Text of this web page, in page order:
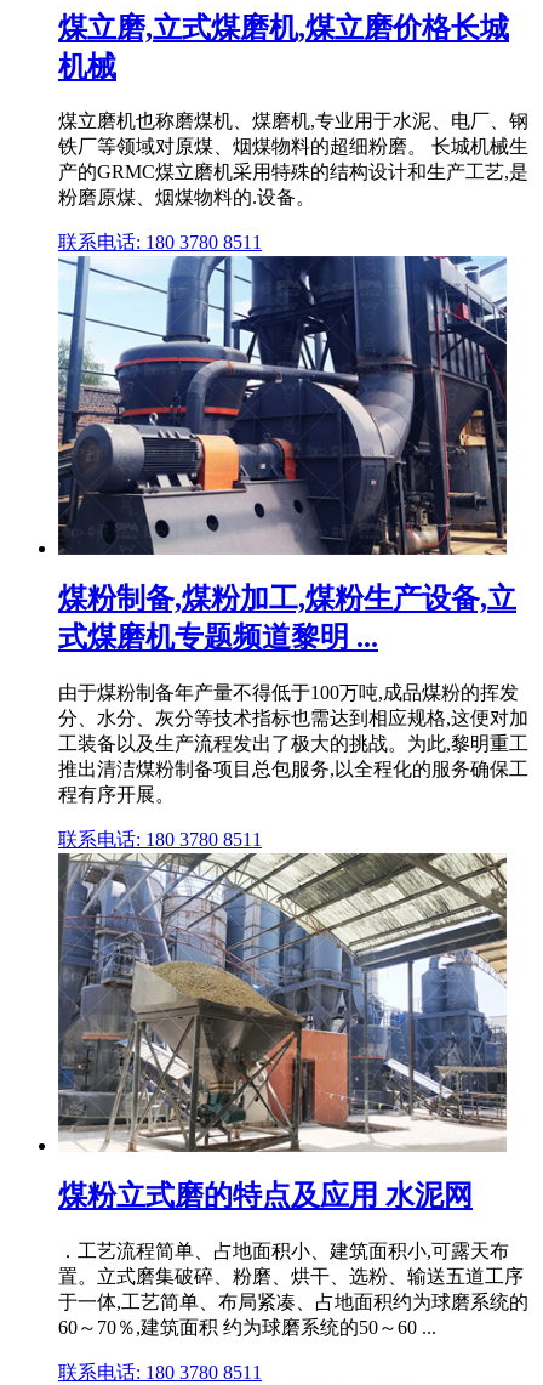
煤立磨,立式煤磨机,煤立磨价格长城
机械
煤立磨机也称磨煤机、煤磨机,专业用于水泥、电厂、钢
铁厂等领域对原煤、烟煤物料的超细粉磨。 长城机械生
产的GRMC煤立磨机采用特殊的结构设计和生产工艺,是
粉磨原煤、烟煤物料的.设备。
联系电话: 180 3780 8511
煤粉制备,煤粉加工,煤粉生产设备,立
式煤磨机专题频道黎明 ...
由于煤粉制备年产量不得低于100万吨,成品煤粉的挥发
分、水分、灰分等技术指标也需达到相应规格,这便对加
工装备以及生产流程发出了极大的挑战。为此,黎明重工
推出清洁煤粉制备项目总包服务,以全程化的服务确保工
程有序开展。
联系电话: 180 3780 8511
煤粉立式磨的特点及应用 水泥网
．工艺流程简单、占地面积小、建筑面积小,可露天布
置。立式磨集破碎、粉磨、烘干、选粉、输送五道工序
于一体,工艺简单、布局紧凑、占地面积约为球磨系统的
60～70％,建筑面积 约为球磨系统的50～60 ...
联系电话: 180 3780 8511